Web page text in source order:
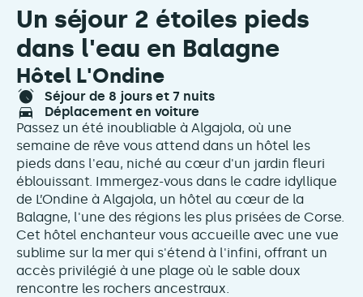
Un séjour 2 étoiles pieds
dans l'eau en Balagne
Hôtel L'Ondine
séjour de 8 jours et 7 nuits
déplacement en voiture
Passez un été inoubliable à Algajola, où une
semaine de rêve vous attend dans un hôtel les
pieds dans l'eau, niché au cœur d'un jardin fleuri
éblouissant. Immergez-vous dans le cadre idyllique
de L’Ondine à Algajola, un hôtel au cœur de la
Balagne, l'une des régions les plus prisées de Corse.
Cet hôtel enchanteur vous accueille avec une vue
sublime sur la mer qui s'étend à l'infini, offrant un
accès privilégié à une plage où le sable doux
rencontre les rochers ancestraux.